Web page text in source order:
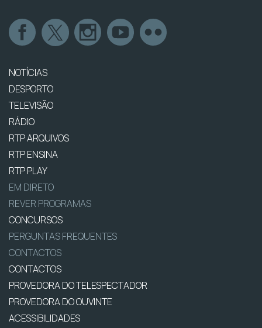
NOTÍCIAS
DESPORTO
TELEVISÃO
RÁDIO
RTP ARQUIVOS
RTP ENSINA
RTP PLAY
EM DIRETO
REVER PROGRAMAS
CONCURSOS
PERGUNTAS FREQUENTES
CONTACTOS
CONTACTOS
PROVEDORA DO TELESPECTADOR
PROVEDORA DO OUVINTE
ACESSIBILIDADES